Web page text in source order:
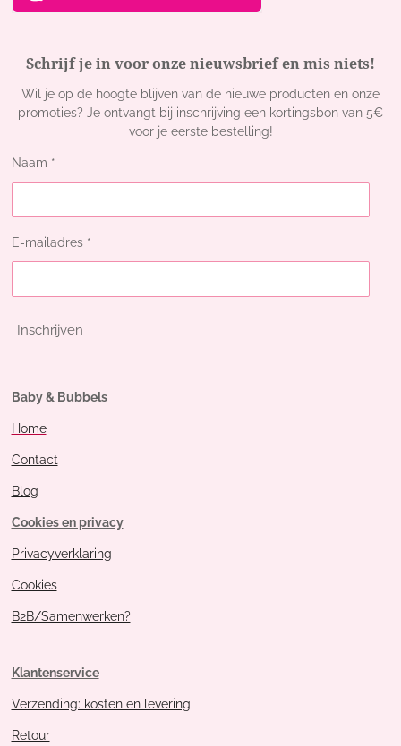
Schrijf je in voor onze nieuwsbrief en mis niets!
Wil je op de hoogte blijven van de nieuwe producten en onze
promoties? Je ontvangt bij inschrijving een kortingsbon van 5€
voor je eerste bestelling!
Naam *
E-mailadres *
Inschrijven
Baby & Bubbels
Home
Contact
Blog
Cookies en privacy
Privacyverklaring
Cookies
B2B/Samenwerken?
Klantenservice
Verzending: kosten en levering
Retour